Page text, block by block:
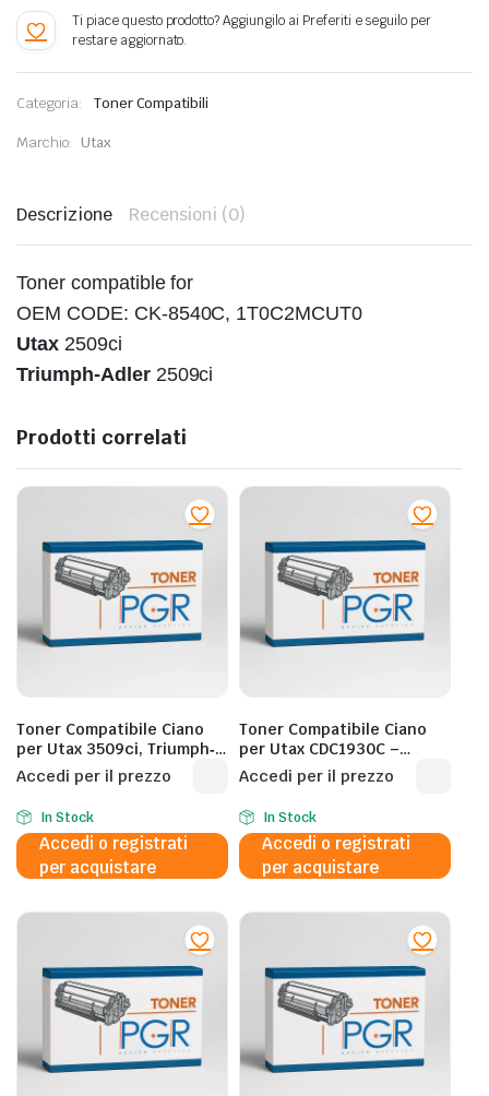
Categoria: Toner Compatibili
Marchio: Utax
Descrizione Recensioni (0)
Toner compatible for
OEM CODE: CK-8540C, 1T0C2MCUT0
Utax2509ci
Triumph‐Adler2509ci
Prodotti correlati
Toner Compatibile Ciano
per Utax 3509ci, Triumph‐
Adler 3509ci – CK8541C –
1T0C2LCUT0 – 20.000
Pagine al 5%
Accedi per il prezzo
In Stock
Accedi o registrati
per acquistare
Toner Compatibile Ciano
per Utax CDC1930C –
15.000 Pagine al 5%
Accedi per il prezzo
In Stock
Accedi o registrati
per acquistare